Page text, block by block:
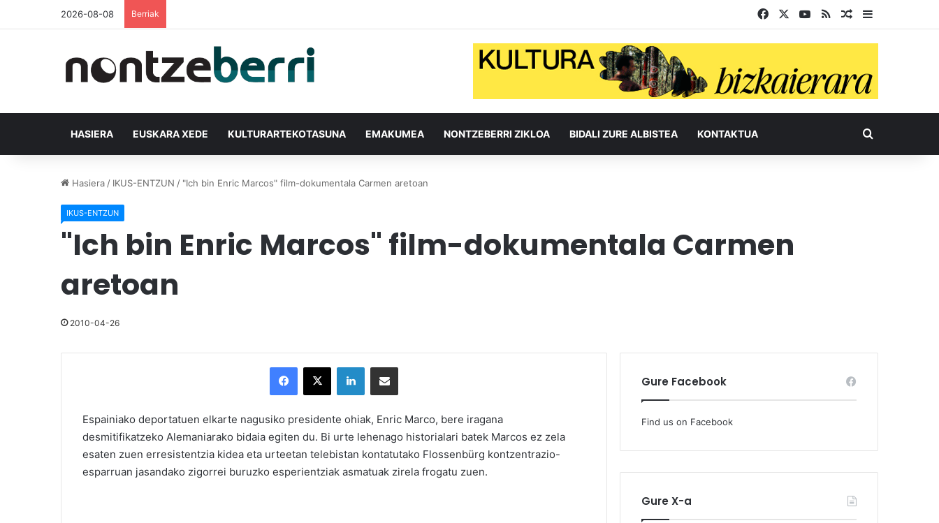
2026-08-08 Berriak Facebook YouTube
RSS Ausazko
HASIERA EUSKARA XEDE KULTURARTEKOTASUNA EMAKUMEA NONTZEBERRI ZIKLOA BIDALI ZURE ALBISTEA KONTAKTUA Bilatu
Hasiera / IKUS-ENTZUN / "Ich bin Enric Marcos" film-dokumentala Carmen aretoan
IKUS-ENTZUN
"Ich bin Enric Marcos" film-dokumentala Carmen
aretoan
2010-04-26
Espainiako deportatuen elkarte nagusiko presidente ohiak, Enric Marco, bere iragana
desmitifikatzeko Alemaniarako bidaia egiten du. Bi urte lehenago historialari batek Marcos ez zela
esaten zuen erresistentzia kidea eta urteetan telebistan kontatutako Flossenbürg kontzentrazio-
esparruan jasandako zigorrei buruzko esperientziak asmatuak zirela frogatu zuen.
Gure Facebook
Find us on Facebook
Gure X-a